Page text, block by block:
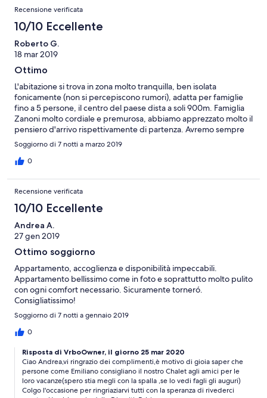
Recensione verificata
10/10 Eccellente
Roberto G.
18 mar 2019
Ottimo
L'abitazione si trova in zona molto tranquilla, ben isolata
fonicamente (non si percepiscono rumori), adatta per famiglie
fino a 5 persone, il centro del paese dista a soli 900m. Famiglia
Zanoni molto cordiale e premurosa, abbiamo apprezzato molto il
pensiero d'arrivo rispettivamente di partenza. Avremo sempre
un ottimo ricordo della famiglia Zanoni. Consigliato a tutte le
famiglie. Grazie di tutto. Roberto e Lisa
Soggiorno di 7 notti a marzo 2019
0
Recensione verificata
10/10 Eccellente
Andrea A.
27 gen 2019
Ottimo soggiorno
Appartamento, accoglienza e disponibilità impeccabili.
Appartamento bellissimo come in foto e soprattutto molto pulito
con ogni comfort necessario. Sicuramente torneró.
Consigliatissimo!
Soggiorno di 7 notti a gennaio 2019
0
Risposta di VrboOwner, il giorno 25 mar 2020
Ciao Andrea,vi ringrazio dei complimenti,è motivo di gioia saper che
persone come Emiliano consigliano il nostro Chalet agli amici per le
loro vacanze(spero stia megli con la spalla ,se lo vedi fagli gli auguri)
Colgo l'occasione per ringriaziarvi tutti con la speranza di rivederci